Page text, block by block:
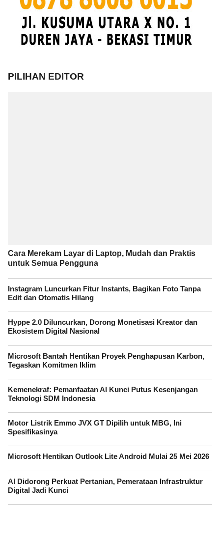
PILIHAN EDITOR
Cara Merekam Layar di Laptop, Mudah dan Praktis
untuk Semua Pengguna
Instagram Luncurkan Fitur Instants, Bagikan Foto Tanpa
Edit dan Otomatis Hilang
Hyppe 2.0 Diluncurkan, Dorong Monetisasi Kreator dan
Ekosistem Digital Nasional
Microsoft Bantah Hentikan Proyek Penghapusan Karbon,
Tegaskan Komitmen Iklim
Kemenekraf: Pemanfaatan AI Kunci Putus Kesenjangan
Teknologi SDM Indonesia
Motor Listrik Emmo JVX GT Dipilih untuk MBG, Ini
Spesifikasinya
Microsoft Hentikan Outlook Lite Android Mulai 25 Mei 2026
AI Didorong Perkuat Pertanian, Pemerataan Infrastruktur
Digital Jadi Kunci